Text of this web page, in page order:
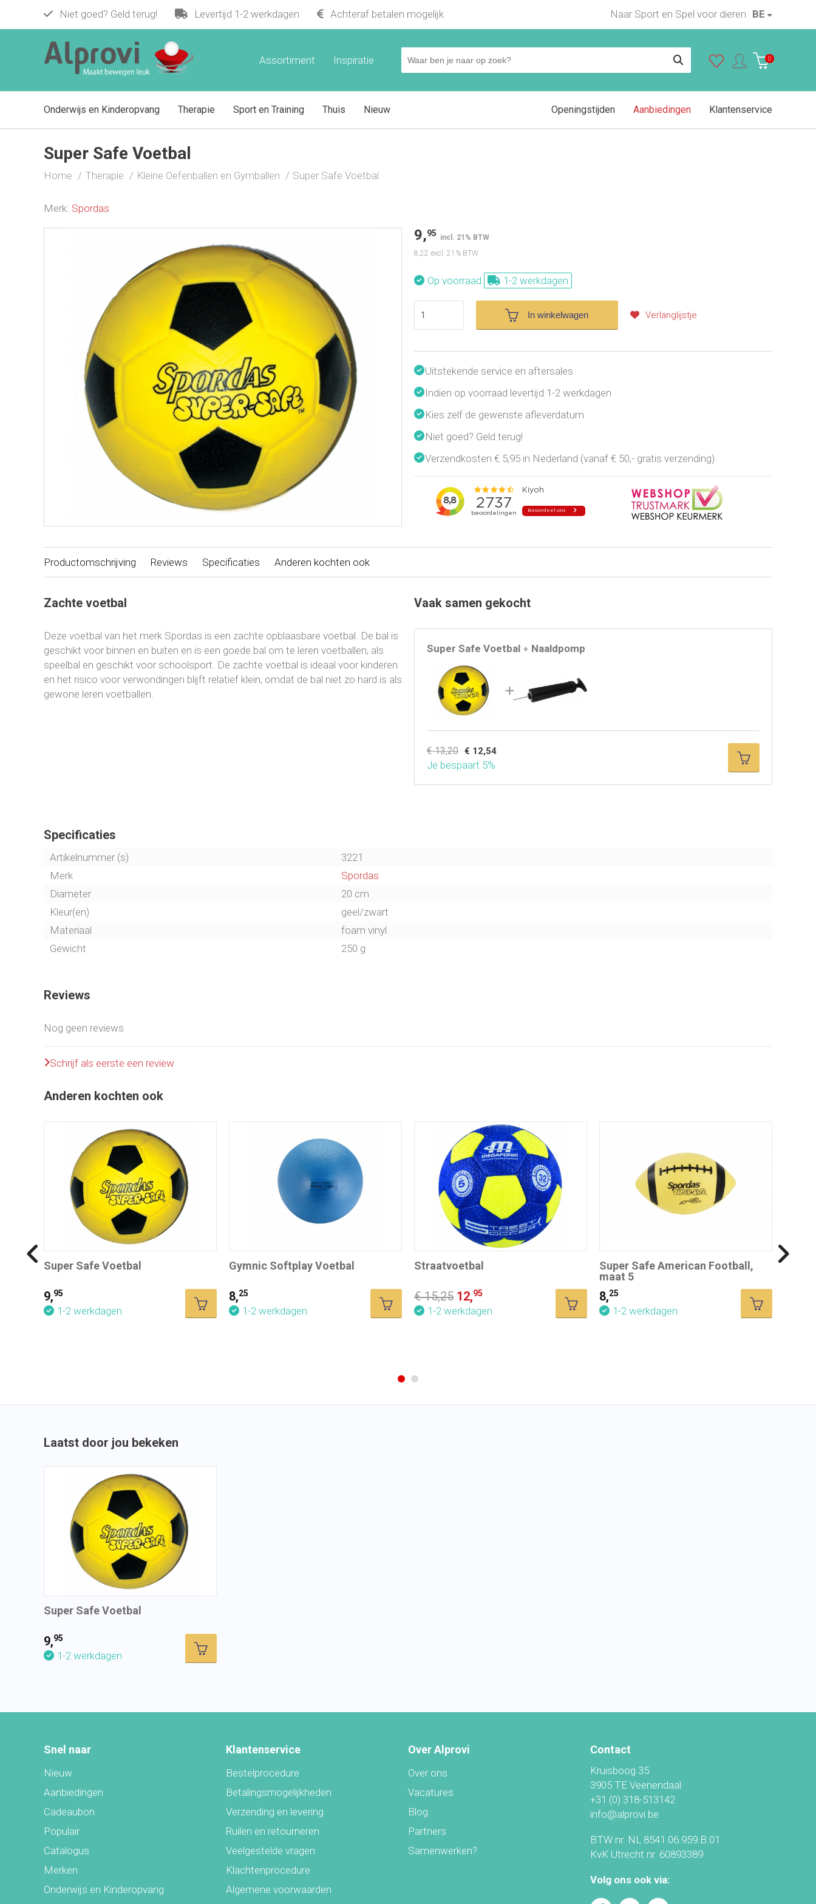
Niet goed? Geld terug! Levertijd 1-2 werkdagen Achteraf betalen mogelijk BE
Naar Sport en Spel voor dieren
0
Inspiratie
Assortiment
Onderwijs en Kinderopvang Therapie Sport en Training Thuis Nieuw Klantenservice
Aanbiedingen
Openingstijden
Super Safe Voetbal
Home Therapie Kleine Oefenballen en Gymballen Super Safe Voetbal
Merk: Spordas
9,95 incl. 21% BTW
8,22 excl. 21% BTW
Op voorraad 1-2 werkdagen
In winkelwagen Verlanglijstje
Uitstekende service en aftersales
Indien op voorraad levertijd 1-2 werkdagen
Kies zelf de gewenste afleverdatum
Niet goed? Geld terug!
Verzendkosten € 5,95 in Nederland (vanaf € 50,- gratis verzending)
Productomschrijving Reviews Specificaties Anderen kochten ook
Zachte voetbal
Deze voetbal van het merk Spordas is een zachte opblaasbare voetbal. De bal is
geschikt voor binnen en buiten en is een goede bal om te leren voetballen, als
speelbal en geschikt voor schoolsport. De zachte voetbal is ideaal voor kinderen
en het risico voor verwondingen blijft relatief klein, omdat de bal niet zo hard is als
gewone leren voetballen.
Vaak samen gekocht
Super Safe Voetbal + Naaldpomp
€ 13,20 € 12,54
Je bespaart 5%
Specificaties
Artikelnummer (s)
3221
Merk
Spordas
Diameter
20 cm
Kleur(en)
geel/zwart
Materiaal
foam vinyl
Gewicht
250 g
Reviews
Nog geen reviews
Schrijf als eerste een review
Anderen kochten ook
Super Safe Voetbal
9,95
1-2 werkdagen
Gymnic Softplay Voetbal
8,25
1-2 werkdagen
Straatvoetbal
€ 15,25 12,95
1-2 werkdagen
Super Safe American Football,
maat 5
8,25
1-2 werkdagen
Super Safe Voetbal
€ 9,95
Laatst door jou bekeken
Super Safe Voetbal
9,95
1-2 werkdagen
Snel naar
Nieuw
Aanbiedingen
Cadeaubon
Populair
Catalogus
Merken
Onderwijs en Kinderopvang
Klantenservice
Bestelprocedure
Betalingsmogelijkheden
Verzending en levering
Ruilen en retourneren
Veelgestelde vragen
Klachtenprocedure
Algemene voorwaarden
Over Alprovi
Over ons
Vacatures
Blog
Partners
Samenwerken?
Contact
Kruisboog 35
3905 TE Veenendaal
+31 (0) 318-513142
info@alprovi.be
BTW nr. NL 8541.06.959.B.01
KvK Utrecht nr. 60893389
Volg ons ook via: